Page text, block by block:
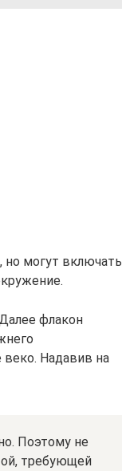
могут включать
флакон
веко. Надавив на
Поэтому не
требующей